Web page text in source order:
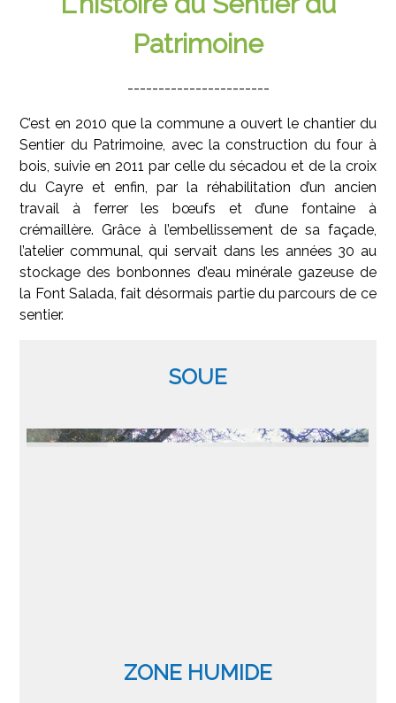
Patrimoine
-----------------------
C’est en 2010 que la commune a ouvert le chantier du
Sentier du Patrimoine, avec la construction du four à
bois, suivie en 2011 par celle du sécadou et de la croix
du Cayre et enfin, par la réhabilitation d’un ancien
travail à ferrer les bœufs et d’une fontaine à
crémaillère. Grâce à l’embellissement de sa façade,
l’atelier communal, qui servait dans les années 30 au
stockage des bonbonnes d’eau minérale gazeuse de
la Font Salada, fait désormais partie du parcours de ce
sentier.
SOUE
ZONE HUMIDE